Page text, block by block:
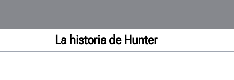
La historia de Hunter